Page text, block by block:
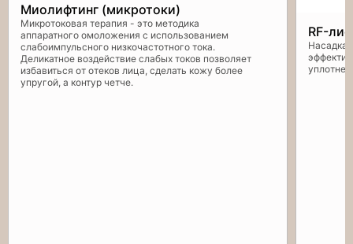
Миолифтинг (микротоки)
Микротоковая терапия - это методика
аппаратного омоложения с использованием
слабоимпульсного низкочастотного тока.
Деликатное воздействие слабых токов позволяет
избавиться от отеков лица, сделать кожу более
упругой, а контур четче.
RF-
Насадка